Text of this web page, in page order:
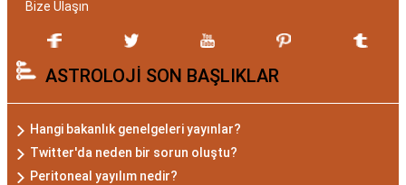
Akrep burcu, astrolojide 23 Ekim ile 21 Kasım
tarihleri arasında doğanları ifade eder. Bu
dönemde doğan bireyler genellikle gizemli ve derin
düşünce yapısına sahiptir. Akrep burcunun temel
özellikleri arasında kararlılık, cesaret ve tutku
bulunur. Akrepler, hedeflerine ulaşmak için
Bize Ulaşın
ASTROLOJİ SON BAŞLIKLAR
Hangi bakanlık genelgeleri yayınlar?
Twitter'da neden bir sorun oluştu?
Peritoneal yayılım nedir?